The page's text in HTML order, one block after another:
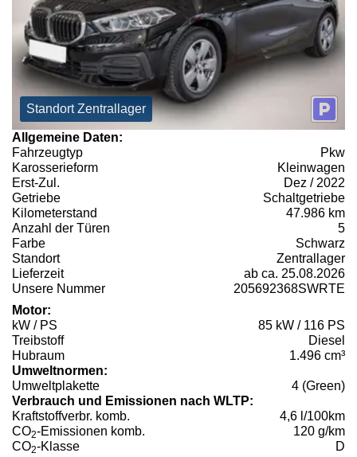
Standort Zentrallager
Allgemeine Daten:
Fahrzeugtyp
Pkw
Karosserieform
Kleinwagen
Erst-Zul.
Dez / 2022
Getriebe
Schaltgetriebe
Kilometerstand
47.986 km
Anzahl der Türen
5
Farbe
Schwarz
Standort
Zentrallager
Lieferzeit
ab ca. 25.08.2026
Unsere Nummer
205692368SWRTE
Motor:
kW / PS
85 kW / 116 PS
Treibstoff
Diesel
Hubraum
1.496 cm³
Umweltnormen:
Umweltplakette
4 (Green)
Verbrauch und Emissionen nach WLTP:
Kraftstoffverbr. komb.
4,6 l/100km
CO2-Emissionen komb.
120 g/km
CO2-Klasse D